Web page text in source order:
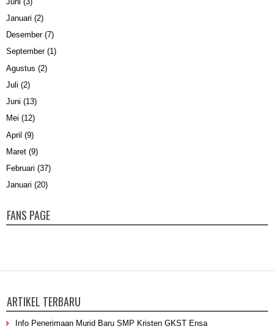
Januari (2)
Desember(7)
September(1)
Agustus (2)
Juli (2)
Juni (13)
Mei (12)
April (9)
Maret (9)
Februari (37)
Januari (20)
FANS PAGE
ARTIKEL TERBARU
Info Penerimaan Murid Baru SMP Kristen GKST Ensa